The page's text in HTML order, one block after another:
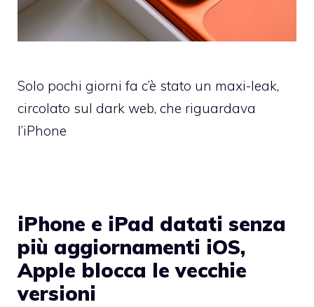
Solo pochi giorni fa c’è stato un maxi-leak,
circolato sul dark web, che riguardava
l’iPhone
iPhone e iPad datati senza
più aggiornamenti iOS,
Apple blocca le vecchie
versioni